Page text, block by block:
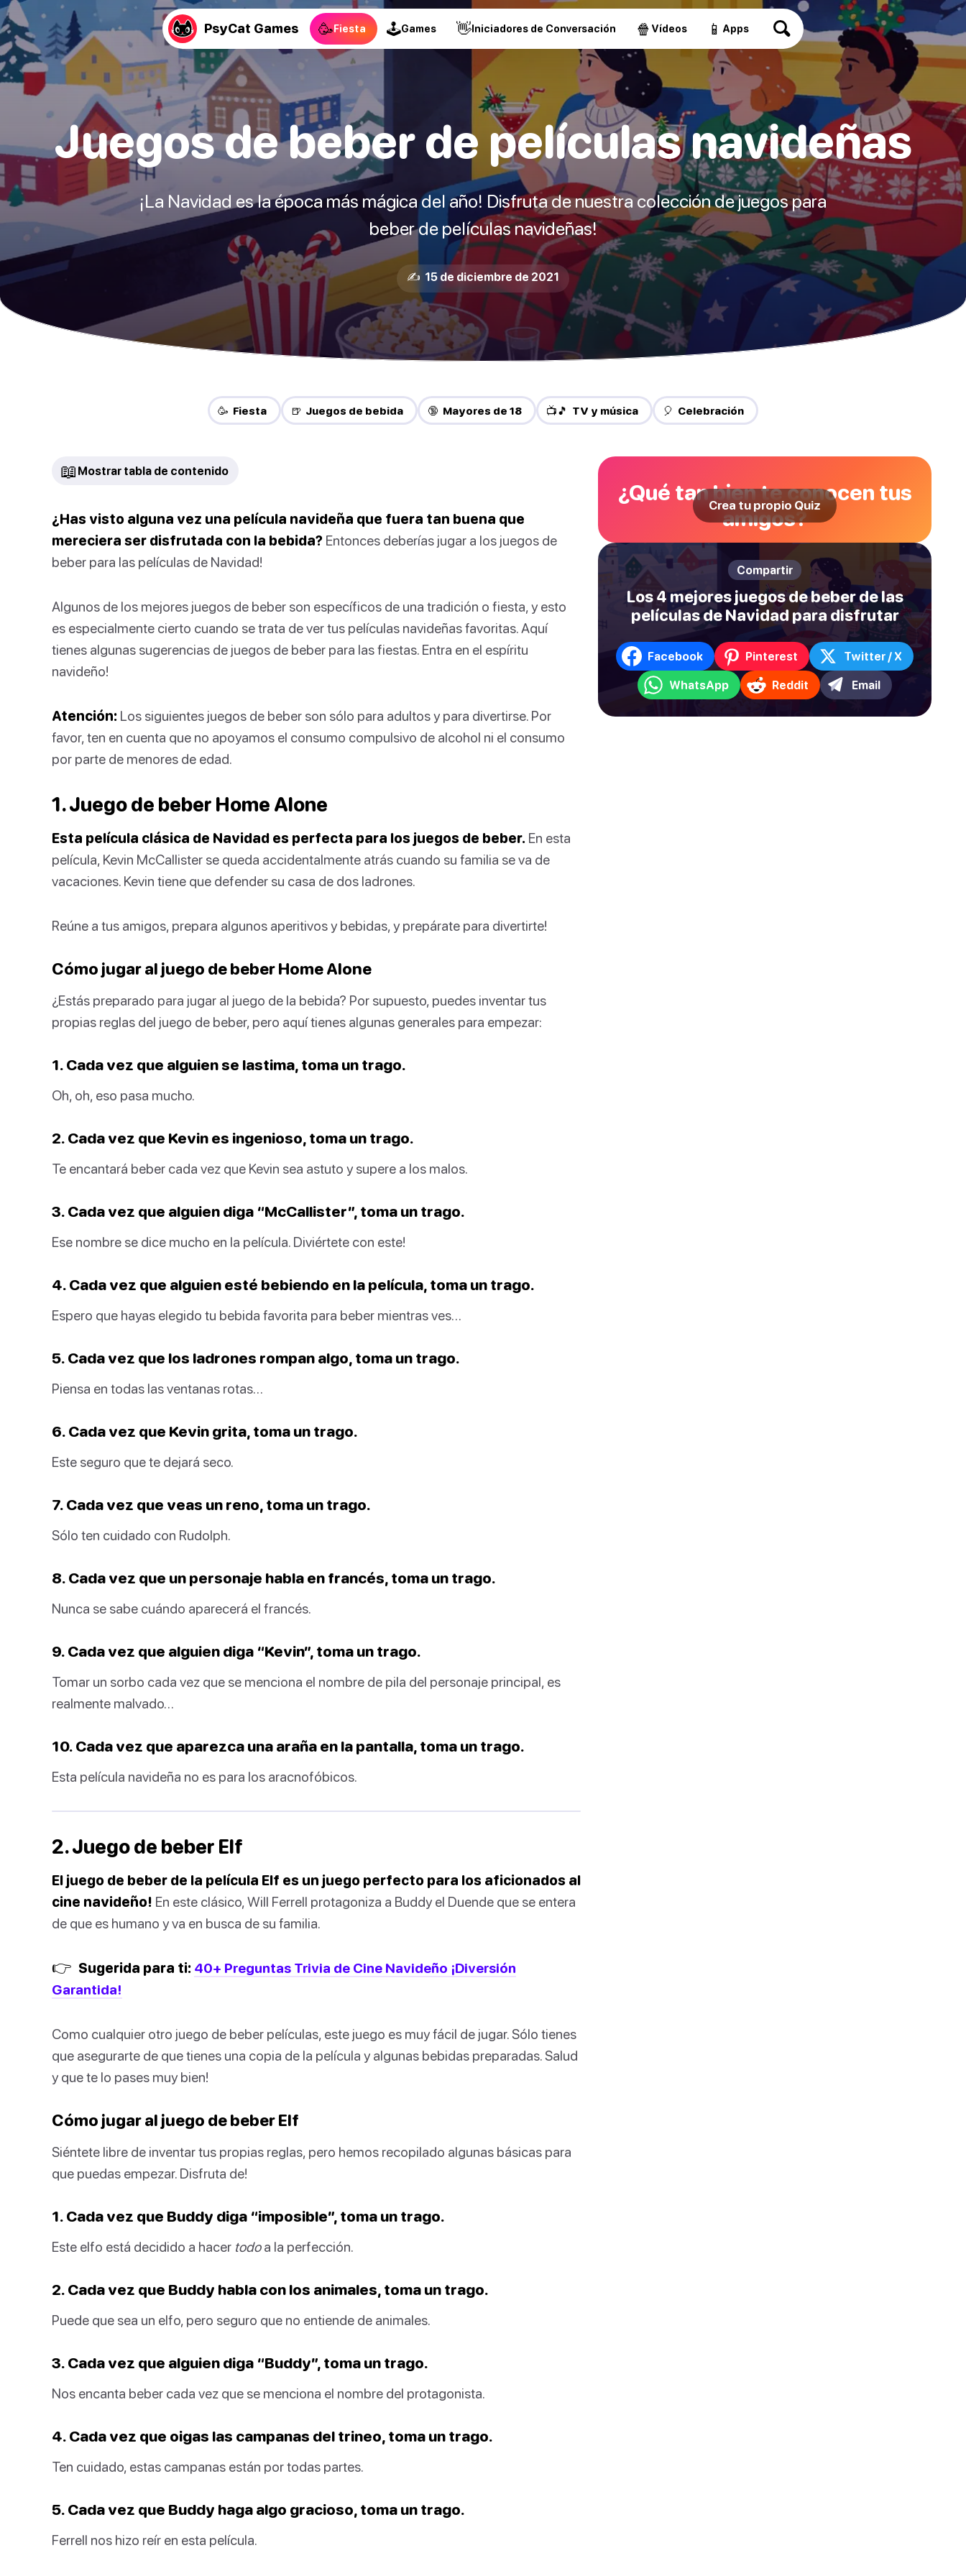
PsyCat Games 🥳Fiesta 🕹Games 👋Iniciadores de Conversación 🍿 Vídeos 📱 Apps
Juegos de beber de películas navideñas
¡La Navidad es la época más mágica del año! Disfruta de nuestra colección de juegos para
beber de películas navideñas!
✍️ 15 de diciembre de 2021
🥳 Fiesta 🍺 Juegos de bebida 🔞 Mayores de 18 📺🎵 TV y música 🎈 Celebración
📖 Mostrar tabla de contenido
¿Has visto alguna vez una película navideña que fuera tan buena que
mereciera ser disfrutada con la bebida? Entonces deberías jugar a los juegos de
beber para las películas de Navidad!
Algunos de los mejores juegos de beber son específicos de una tradición o fiesta, y esto
es especialmente cierto cuando se trata de ver tus películas navideñas favoritas. Aquí
tienes algunas sugerencias de juegos de beber para las fiestas. Entra en el espíritu
navideño!
Atención: Los siguientes juegos de beber son sólo para adultos y para divertirse. Por
favor, ten en cuenta que no apoyamos el consumo compulsivo de alcohol ni el consumo
por parte de menores de edad.
1. Juego de beber Home Alone
Esta película clásica de Navidad es perfecta para los juegos de beber. En esta
película, Kevin McCallister se queda accidentalmente atrás cuando su familia se va de
vacaciones. Kevin tiene que defender su casa de dos ladrones.
Reúne a tus amigos, prepara algunos aperitivos y bebidas, y prepárate para divertirte!
Cómo jugar al juego de beber Home Alone
¿Estás preparado para jugar al juego de la bebida? Por supuesto, puedes inventar tus
propias reglas del juego de beber, pero aquí tienes algunas generales para empezar:
1. Cada vez que alguien se lastima, toma un trago.
Oh, oh, eso pasa mucho.
2. Cada vez que Kevin es ingenioso, toma un trago.
Te encantará beber cada vez que Kevin sea astuto y supere a los malos.
3. Cada vez que alguien diga “McCallister”, toma un trago.
Ese nombre se dice mucho en la película. Diviértete con este!
4. Cada vez que alguien esté bebiendo en la película, toma un trago.
Espero que hayas elegido tu bebida favorita para beber mientras ves…
5. Cada vez que los ladrones rompan algo, toma un trago.
Piensa en todas las ventanas rotas…
6. Cada vez que Kevin grita, toma un trago.
Este seguro que te dejará seco.
7. Cada vez que veas un reno, toma un trago.
Sólo ten cuidado con Rudolph.
8. Cada vez que un personaje habla en francés, toma un trago.
Nunca se sabe cuándo aparecerá el francés.
9. Cada vez que alguien diga “Kevin”, toma un trago.
Tomar un sorbo cada vez que se menciona el nombre de pila del personaje principal, es
realmente malvado…
10. Cada vez que aparezca una araña en la pantalla, toma un trago.
Esta película navideña no es para los aracnofóbicos.
2. Juego de beber Elf
El juego de beber de la película Elf es un juego perfecto para los aficionados al
cine navideño! En este clásico, Will Ferrell protagoniza a Buddy el Duende que se entera
de que es humano y va en busca de su familia.
👉 Sugerida para ti: 40+ Preguntas Trivia de Cine Navideño ¡Diversión
Garantida!
Como cualquier otro juego de beber películas, este juego es muy fácil de jugar. Sólo tienes
que asegurarte de que tienes una copia de la película y algunas bebidas preparadas. Salud
y que te lo pases muy bien!
Cómo jugar al juego de beber Elf
Siéntete libre de inventar tus propias reglas, pero hemos recopilado algunas básicas para
que puedas empezar. Disfruta de!
1. Cada vez que Buddy diga “imposible”, toma un trago.
Este elfo está decidido a hacer todoa la perfección.
2. Cada vez que Buddy habla con los animales, toma un trago.
Puede que sea un elfo, pero seguro que no entiende de animales.
3. Cada vez que alguien diga “Buddy”, toma un trago.
Nos encanta beber cada vez que se menciona el nombre del protagonista.
4. Cada vez que oigas las campanas del trineo, toma un trago.
Ten cuidado, estas campanas están por todas partes.
5. Cada vez que Buddy haga algo gracioso, toma un trago.
Ferrell nos hizo reír en esta película.
¿Qué tan bien te conocen tus
amigos?
Crea tu propio Quiz
Compartir
Los 4 mejores juegos de beber de las
películas de Navidad para disfrutar
Facebook Pinterest Twitter / X
WhatsApp Reddit Email